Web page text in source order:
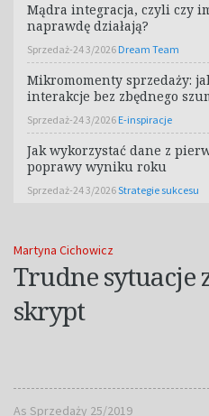
Martyna Cichowicz
Trudne sytuacje
skrypt
As Sprzedaży 25/2019
Mądra integracja, czyli czy
naprawdę działają?
Sprzedaż-24 3/2026 Dream Team
Mikromomenty sprzedaży:
interakcje bez zbędnego
Sprzedaż-24 3/2026 E-inspiracje
Jak wykorzystać dane z
poprawy wyniku roku
Sprzedaż-24 3/2026Strategie sukcesu